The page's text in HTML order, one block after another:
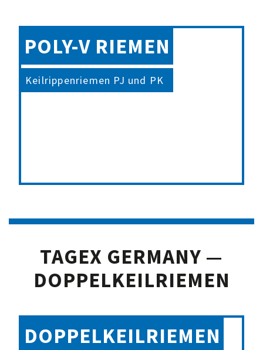
POLY-V RIEMEN
Keilrippenriemen PJ und PK
TAGEX GERMANY —
DOPPELKEILRIEMEN
DOPPELKEILRIEMEN